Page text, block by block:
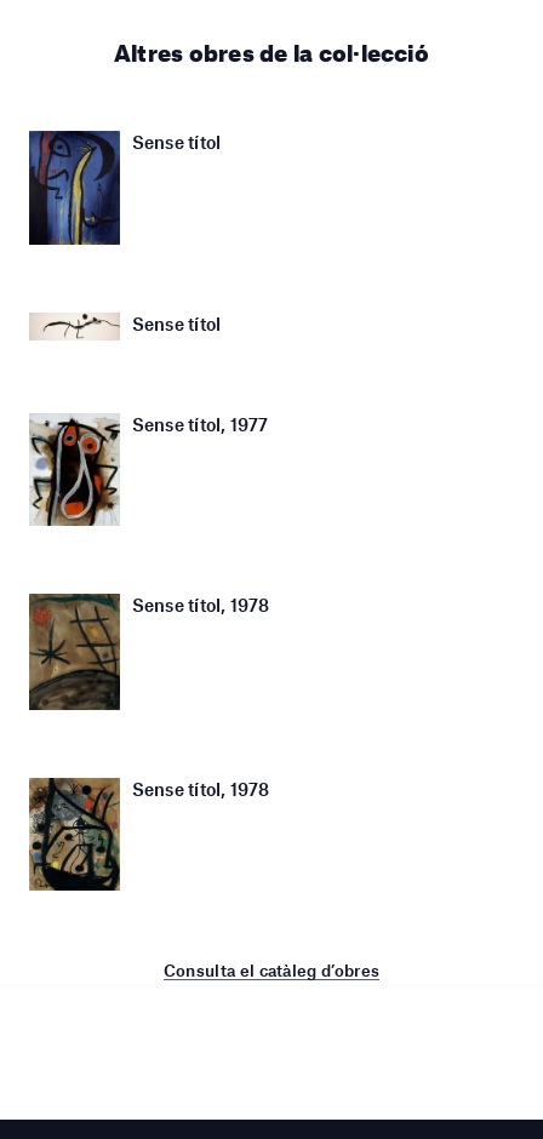
Altres obres de la col·lecció
Sense títol
Sense títol
Sense títol, 1977
Sense títol, 1978
Sense títol, 1978
Consulta el catàleg d’obres